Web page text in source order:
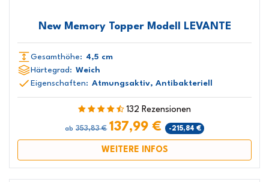
New Memory Topper Modell LEVANTE
Gesamthöhe: 4,5 cm
Härtegrad: Weich
Eigenschaften: Atmungsaktiv, Antibakteriell
132 Rezensionen
ab 353,83 € 137,99 € -215,84 €
WEITERE INFOS